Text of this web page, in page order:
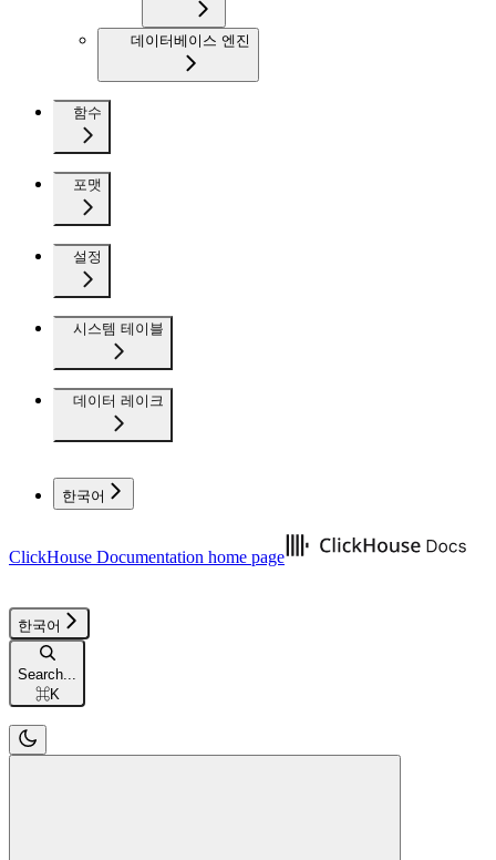
데이터베이스 엔진
함수
포맷
설정
시스템 테이블
데이터 레이크
한국어
ClickHouse Documentation home page
한국어
Search...
⌘K